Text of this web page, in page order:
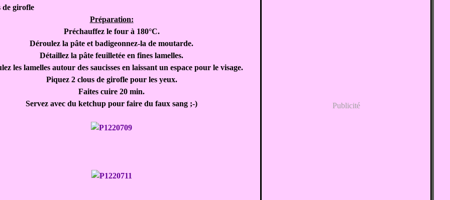
de girofle
Préparation:
Préchauffez le four à 180°C.
Déroulez la pâte et badigeonnez-la de moutarde.
Détaillez la pâte feuilletée en fines lamelles.
les lamelles autour des saucisses en laissant un espace pour le visage.
Piquez 2 clous de girofle pour les yeux.
Faites cuire 20 min.
Servez avec du ketchup pour faire du faux sang ;-)
Publicité